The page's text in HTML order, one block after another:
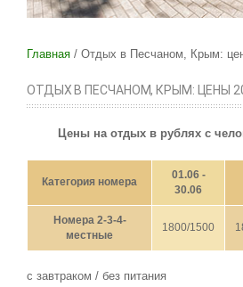
Главная Отдых в Песчаном, Крым:
ОТДЫХ В ПЕСЧАНОМ, КРЫМ: ЦЕНЫ
Цены на отдых в рублях с
Категория номера
01.06 -
30.06
Номера 2-3-4-
местные
1800/1500
с завтраком / без питания